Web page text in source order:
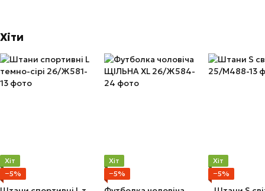
Хіти
Хіт
−5%
Хіт
−5%
Хіт
−5%